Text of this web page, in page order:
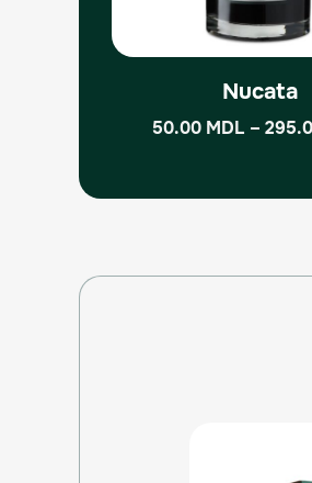
Nucata
50.00 MDL –